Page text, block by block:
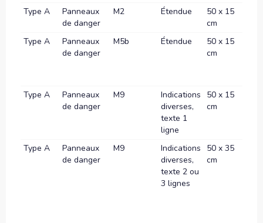
Type A
Panneaux
de danger
M2 Étendue
50 x 15
cm
Type A
Panneaux
de danger
M5b Étendue
50 x 15
cm
Type A
Panneaux
de danger
M9
Indications
diverses,
texte 1
ligne
50 x 15
cm
Type A
Panneaux
de danger
M9
Indications
diverses,
texte 2 ou
3 lignes
50 x 35
cm